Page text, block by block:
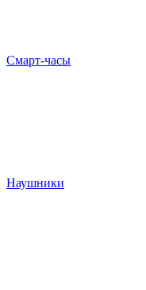
Смарт-часы
Наушники